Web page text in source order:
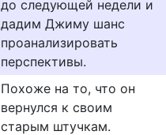
до следующей недели и
дадим Джиму шанс
проанализировать
перспективы.
Похоже на то, что он
вернулся к своим
старым штучкам.